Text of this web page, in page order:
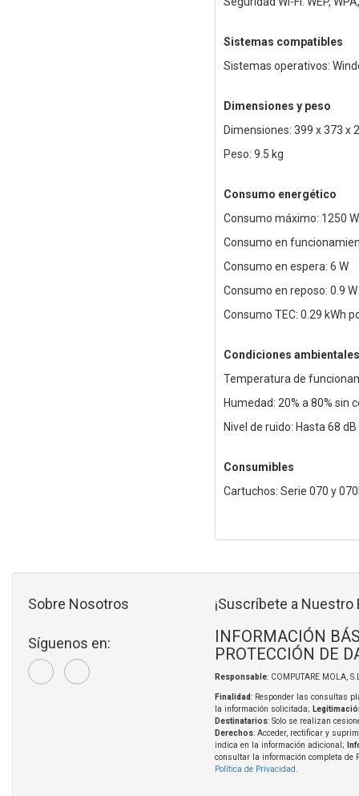
Sistemas compatibles
Sistemas operativos:
Dimensiones y peso
Dimensiones: 399 x 373 x
Peso: 9.5 kg
Consumo energético
Consumo máximo: 1250 W
Consumo en
Consumo en espera: 6 W
Consumo en reposo: 0.9 W
Consumo TEC: 0.29 kWh
Condiciones ambientales
Temperatura de
Humedad: 20% a 80% sin
Nivel de ruido: Hasta 68
Consumibles
Cartuchos: Serie 070 y
Sobre Nosotros
Síguenos en:
¡Suscríbete a Nuestro
INFORMACIÓN
PROTECCIÓN DE
Responsable: COMPUTARE MOLA,
Finalidad: Responder las consultas
la información solicitada;
Destinatarios: Solo se realizan
Derechos: Acceder, rectificar y
indica en la información adicional;
consultar la información completa de
Política de Privacidad